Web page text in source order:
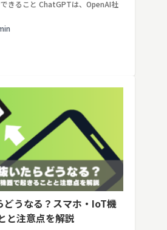
きること ChatGPTは、OpenAI社
どうなる？スマホ・IoT機
と注意点を解説